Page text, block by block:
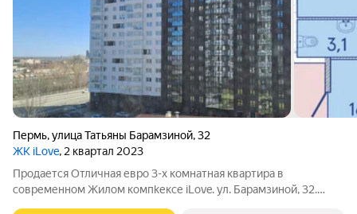
Пермь,улица Татьяны Барамзиной,32
ЖК iLove, 2 квартал 2023
Продается Отличная евро 3-х комнатная квартира в
современном Жилом компkексе iLove. ул. Барамзиной, 32.